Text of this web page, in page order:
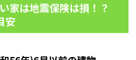
家は地震保険は損！？
安